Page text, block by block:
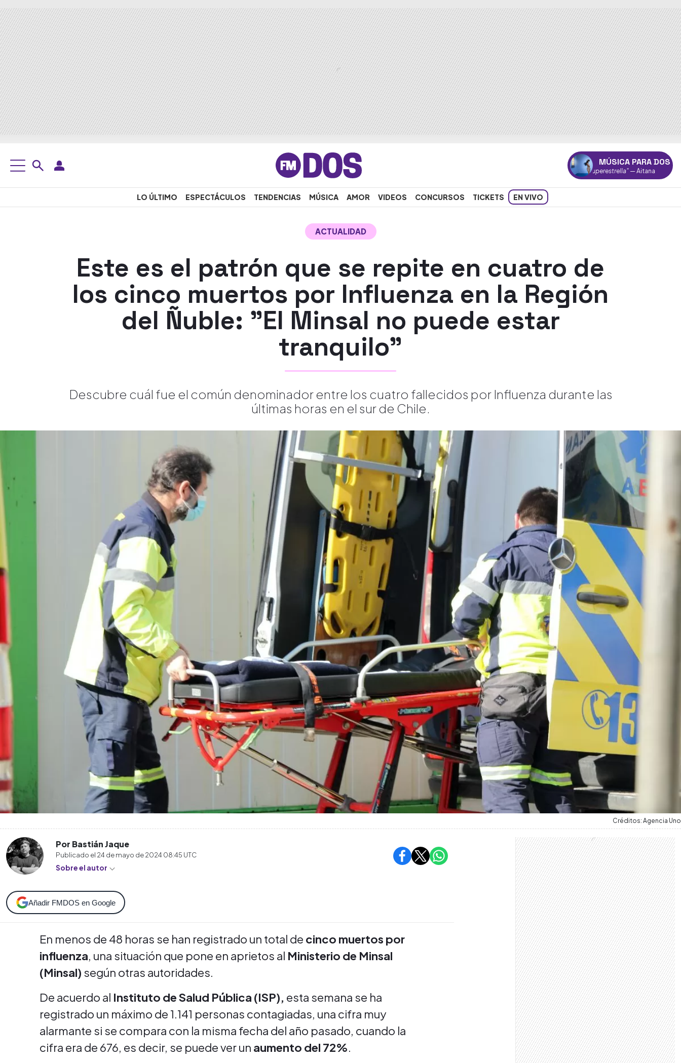
MÚSICA PARA DOS
"Superestrella"— Aitana
LO ÚLTIMO ESPECTÁCULOS TENDENCIAS MÚSICA AMOR VIDEOS CONCURSOS TICKETS EN VIVO
ACTUALIDAD
Este es el patrón que se repite en cuatro de
los cinco muertos por Influenza en la Región
del Ñuble: "El Minsal no puede estar
tranquilo"
Descubre cuál fue el común denominador entre los cuatro fallecidos por Influenza durante las
últimas horas en el sur de Chile.
Créditos: Agencia Uno
Por Bastián Jaque
Publicado el 24 de mayo de 2024 08:45 UTC
Sobre el autor
Añadir FMDOS en Google
En menos de 48 horas se han registrado un total de cinco muertos por
influenza, una situación que pone en aprietos al Ministerio de Minsal
(Minsal) según otras autoridades.
De acuerdo al Instituto de Salud Pública (ISP), esta semana se ha
registrado un máximo de 1.141 personas contagiadas, una cifra muy
alarmante si se compara con la misma fecha del año pasado, cuando la
cifra era de 676, es decir, se puede ver un aumento del 72%.